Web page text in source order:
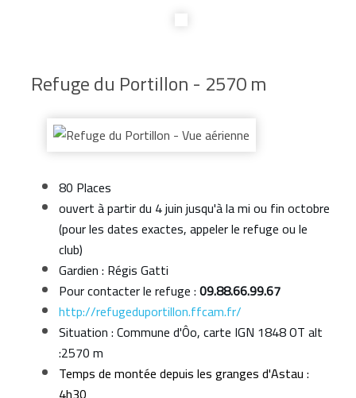
Refuge du Portillon - 2570 m
80 Places
ouvert à partir du 4 juin jusqu'à la mi ou fin octobre
(pour les dates exactes, appeler le refuge ou le
club)
Gardien : Régis Gatti
Pour contacter le refuge :09.88.66.99.67
http://refugeduportillon.ffcam.fr/
Situation : Commune d'Ôo, carte IGN 1848 OT alt
:2570 m
Temps de montée depuis les granges d'Astau :